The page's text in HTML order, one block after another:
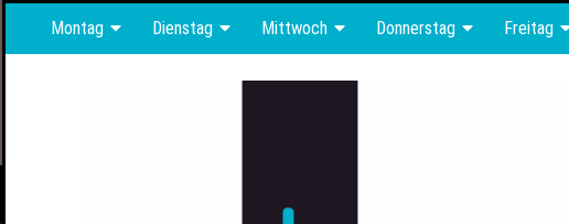
Montag Dienstag Mittwoch Donnerstag Freitag